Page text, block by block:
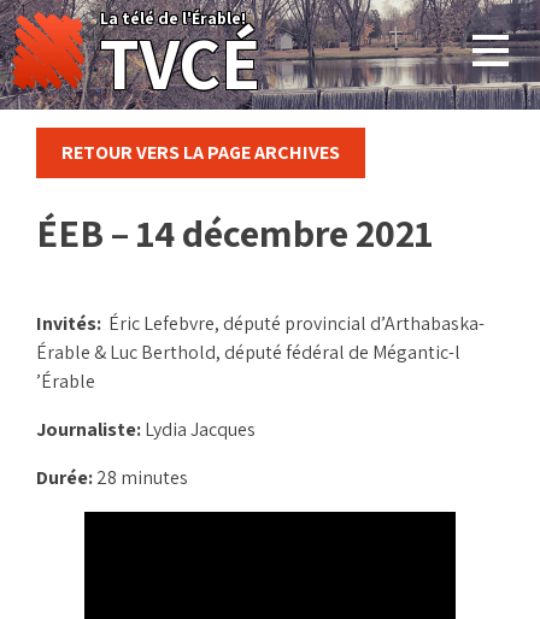
Skip
to
content
La télé de l'Érable!
TVCÉ
RETOUR VERS LA PAGE ARCHIVES
ÉEB – 14 décembre 2021
Invités: Éric Lefebvre, député provincial d’Arthabaska-
Érable & Luc Berthold, député fédéral de Mégantic-l
’Érable
Journaliste:Lydia Jacques
Durée:28 minutes